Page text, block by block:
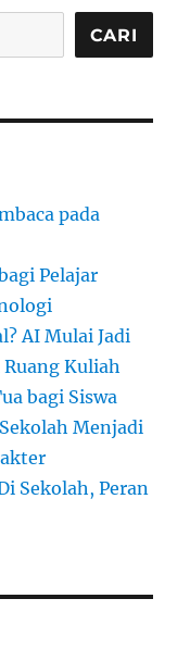
CARI
pada
Pelajar
AI Mulai Jadi
Kuliah
bagi Siswa
Menjadi
Sekolah, Peran